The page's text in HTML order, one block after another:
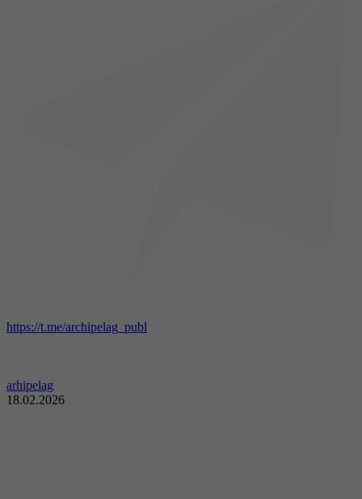
https://t.me/archipelag_publ
arhipelag
18.02.2026